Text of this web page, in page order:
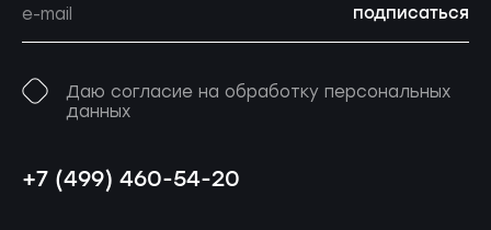
подписаться
Даю согласие на обработку персональных
данных
+7 (499) 460-54-20